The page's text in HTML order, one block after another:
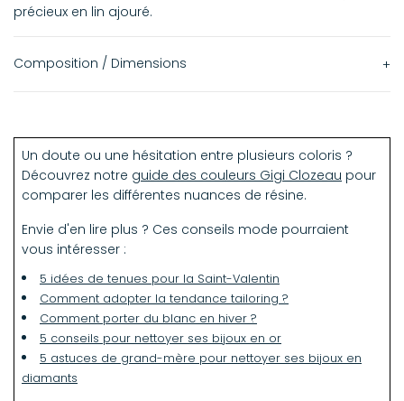
précieux en lin ajouré.
Composition / Dimensions
Or jaune 18k
Perles de résine
Longueur du bracelet :
17 cm avec un anneau de réglage à 16 cm
Un doute ou une hésitation entre plusieurs coloris ?
Découvrez notre guide des couleurs Gigi Clozeau pour
comparer les différentes nuances de résine.
Envie d'en lire plus ? Ces conseils mode pourraient
vous intéresser :
5 idées de tenues pour la Saint-Valentin
Comment adopter la tendance tailoring ?
Comment porter du blanc en hiver ?
5 conseils pour nettoyer ses bijoux en or
5 astuces de grand-mère pour nettoyer ses bijoux en
diamants